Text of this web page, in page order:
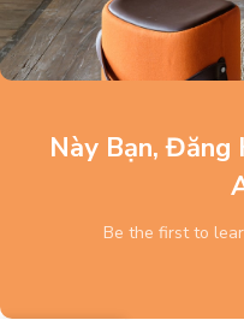
Này Bạn, Đăng
Be the first to